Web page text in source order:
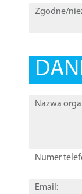
Zgodne/
Nazwa
Numer
Email: